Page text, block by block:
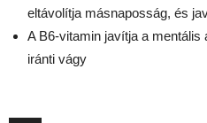
eltávolítja másnaposság, és
A B6-vitamin javítja a mentális
iránti vágy